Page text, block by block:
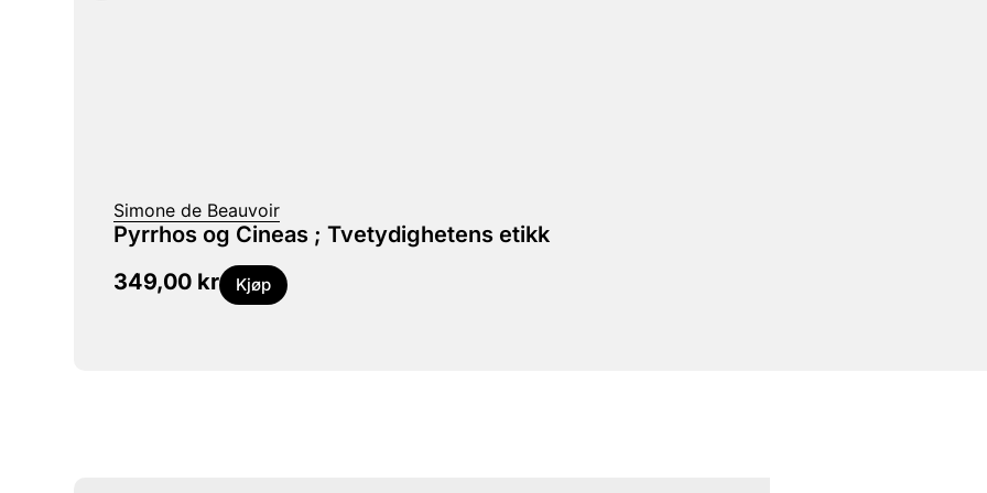
Simone de Beauvoir
Pyrrhos og Cineas ; Tvetydighetens etikk
349,00 kr Kjøp